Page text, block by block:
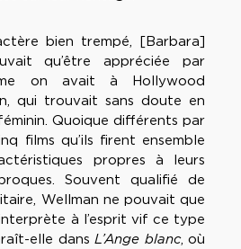
bien trempé, [Barbara]
qu’être appréciée par
on avait à Hollywood
qui trouvait sans doute en
Quoique différents par
films qu’ils firent ensemble
propres à leurs
Souvent qualifié de
Wellman ne pouvait que
à l’esprit vif ce type
elle dans L’Ange blanc, où